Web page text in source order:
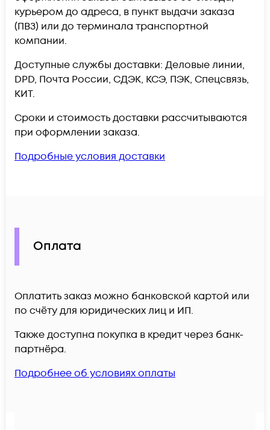
курьером до адреса, в пункт выдачи заказа
(ПВЗ) или до терминала транспортной
компании.
Доступные службы доставки: Деловые линии,
DPD, Почта России, СДЭК, КСЭ, ПЭК, Спецсвязь,
КИТ.
Сроки и стоимость доставки рассчитываются
при оформлении заказа.
Подробные условия доставки
Оплата
Оплатить заказ можно банковской картой или
по счёту для юридических лиц и ИП.
Также доступна покупка в кредит через банк-
партнёра.
Подробнее об условиях оплаты